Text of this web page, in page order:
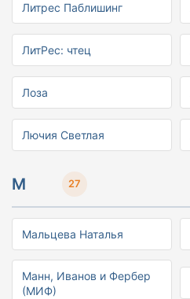
Литрес Паблишинг
ЛитРес: чтец
Лоза
Лючия Светлая
М 27
Мальцева Наталья
Манн, Иванов и Фербер
(МИФ)